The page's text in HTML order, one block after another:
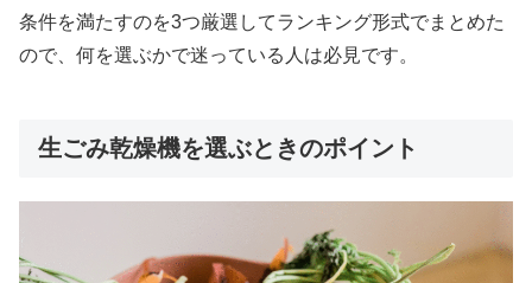
条件を満たすのを3つ厳選してランキング形式でまとめた
ので、何を選ぶかで迷っている人は必見です。
生ごみ乾燥機を選ぶときのポイント